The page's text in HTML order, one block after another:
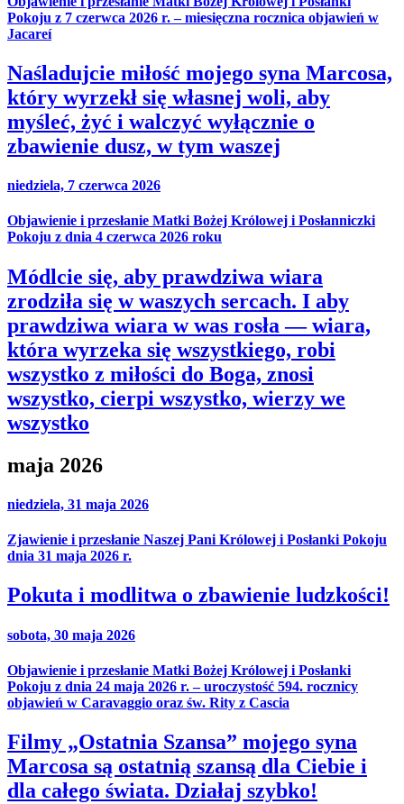
Pokoju z 7 czerwca 2026 r. – miesięczna rocznica objawień w
Jacareí
Naśladujcie miłość mojego syna Marcosa,
który wyrzekł się własnej woli, aby
myśleć, żyć i walczyć wyłącznie o
zbawienie dusz, w tym waszej
niedziela, 7 czerwca 2026
Objawienie i przesłanie Matki Bożej Królowej i Posłanniczki
Pokoju z dnia 4 czerwca 2026 roku
Módlcie się, aby prawdziwa wiara
zrodziła się w waszych sercach. I aby
prawdziwa wiara w was rosła — wiara,
która wyrzeka się wszystkiego, robi
wszystko z miłości do Boga, znosi
wszystko, cierpi wszystko, wierzy we
wszystko
maja 2026
niedziela, 31 maja 2026
Zjawienie i przesłanie Naszej Pani Królowej i Posłanki Pokoju
dnia 31 maja 2026 r.
Pokuta i modlitwa o zbawienie ludzkości!
sobota, 30 maja 2026
Objawienie i przesłanie Matki Bożej Królowej i Posłanki
Pokoju z dnia 24 maja 2026 r. – uroczystość 594. rocznicy
objawień w Caravaggio oraz św. Rity z Cascia
Filmy „Ostatnia Szansa” mojego syna
Marcosa są ostatnią szansą dla Ciebie i
dla całego świata. Działaj szybko!